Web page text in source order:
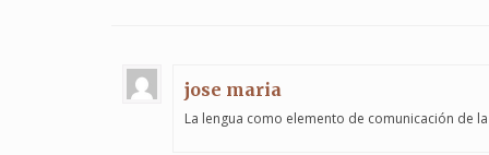
jose maria
La lengua como elemento de comunicación de